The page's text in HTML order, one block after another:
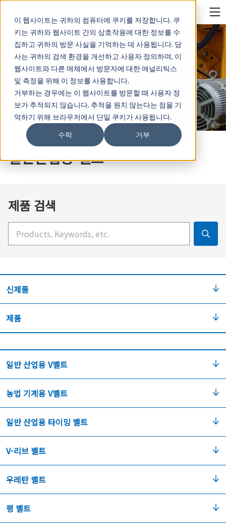
이 웹사이트는 귀하의 컴퓨터에 쿠키를 저장합니다. 쿠
키는 귀하와 웹사이트 간의 상호작용에 대한 정보를 수
집하고 귀하의 방문 사실을 기억하는 데 사용됩니다. 당
사는 귀하의 검색 환경을 개선하고 사용자 정의하며, 이
웹사이트와 다른 매체에서 방문자에 대한 애널리틱스
및 측정을 위해 이 정보를 사용합니다.
거부하는 경우에는 이 웹사이트를 방문할 때 사용자 정
보가 추적되지 않습니다. 추적을 원치 않는다는 점을 기
억하기 위해 브라우저에서 단일 쿠키가 사용됩니다.
수락 거부
일반산업용 벨트
제품 검색
検索キーワード入力
신제품
제품
일반 산업용 V벨트
농업 기계용 V벨트
일반 산업용 타이밍 벨트
V-리브 벨트
우레탄 벨트
평 벨트